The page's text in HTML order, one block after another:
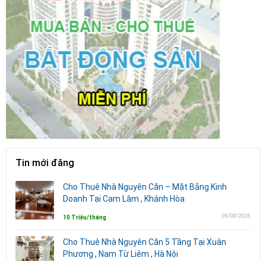
Tin mới đăng
Cho Thuê Nhà Nguyên Căn – Mặt Bằng Kinh
Doanh Tại Cam Lâm , Khánh Hòa
10 Triệu/tháng 09/08/2026
Cho Thuê Nhà Nguyên Căn 5 Tầng Tại Xuân
Phương , Nam Từ Liêm , Hà Nội